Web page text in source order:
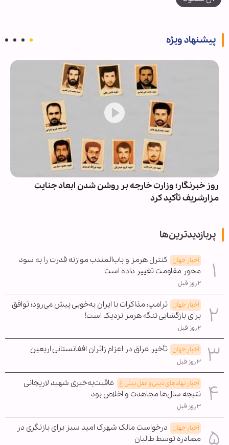
پیشنهاد ویژه
روز خبرنگار؛ وزارت خارجه بر روشن شدن ابعاد جنایت
مزارشریف تأکید کرد
پربازدیدترین‌ها
اخبار جهان کنترل هرمز و باب‌المندب موازنه قدرت را به سود
محور مقاومت تغییر داده است
۲ روز قبل
اخبار جهان ترامپ: مذاکرات با ایران به‌خوبی پیش می‌رود؛ توافق
برای بازگشایی تنگه هرمز نزدیک است!
۲ روز قبل
اخبار جهان تأخیر عراق در اعزام زائران افغانستانی اربعین
۳ روز قبل
اخبار نهادهای دینی و اهل بیتی ع عاقبت‌به‌خیری شهید لاریجانی
نتیجه سال‌ها مجاهدت و اخلاص بود
۳ روز قبل
اخبار جهان درخواست مالک شهرک امید سبز برای بازنگری در
مصادره توسط طالبان